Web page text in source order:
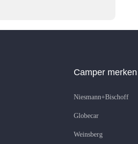
Camper merken
Niesmann+Bischoff
Globecar
Weinsberg